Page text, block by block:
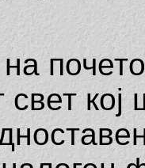
на
свет